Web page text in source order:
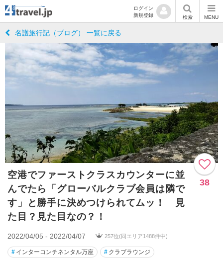
ログイン
新規登録
検索 MENU
名護旅行記（ブログ） 一覧に戻る
空港でファーストクラスカウンターに並
んでたら「グローバルクラブ会員は隣で
す」と勝手に決めつけられてムッ！ 見
た目？見た目なの？！
38
2022/04/05 - 2022/04/07 257位(同エリア1488件中)
# インターコンチネンタル万座 # クラブラウンジ